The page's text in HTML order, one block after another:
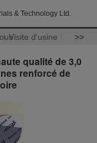
& Technology Ltd.
Visite d'usine >>
qualité de 3,0
renforcé de